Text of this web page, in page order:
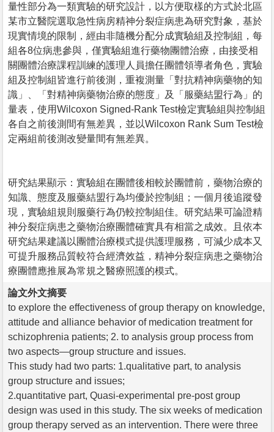
量性部分為一類實驗的研究設計，以方便取樣的方式於北區
某市立醫院選取急性病房精神分裂症病患為研究對象，基於
現實情境的限制，經由非隨機分配分成實驗組及控制組，每
組各8位病患參與，僅實驗組進行藥物團體治療，由接受相
關團體治療課程訓練的護理人員擔任團體領導者角色，實驗
組及控制組皆進行前後測，重複測量「對抗精神病藥物的知
識」、「對精神病藥物治療的態度」及「服藥結盟行為」的
量表，使用Wilcoxon Signed-Rank Test檢定實驗組與控制組
各自之前後測間有無差異，並以Wilcoxon Rank Sum Test檢
定兩組前後測改變量間有無差異。
研究結果顯示：實驗組在團體後相較於團體前，藥物治療的
知識、態度及服藥結盟行為均優於控制組；一個月後追蹤發
現，實驗組規則服藥行為仍較控制組佳。研究結果可論證精
神分裂症病患之藥物治療團體確實具有相當之成效。且依本
研究結果建議以團體治療模式提供護理服務，可減少成本又
可提升服務品質較符合經濟效益，精神分裂症病患之藥物治
療團體應推展為常規之醫療照護的模式。
論文外文摘要
to explore the effectiveness of group therapy on knowledge,
attitude and alliance behavior of medication treatment for
schizophrenia patients; 2. to analysis group process from
two aspects—group structure and issues.
This study had two parts: 1.qualitative part, to analysis
group structure and issues;
2.quantitative part, Quasi-experimental pre-post group
design was used in this study. The six weeks of medication
group therapy served as an intervention. There were three